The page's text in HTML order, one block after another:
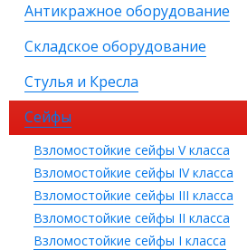
Антикражное оборудование
Складское оборудование
Стулья и Кресла
Сейфы
Взломостойкие сейфы V класса
Взломостойкие сейфы IV класса
Взломостойкие сейфы III класса
Взломостойкие сейфы II класса
Взломостойкие сейфы I класса